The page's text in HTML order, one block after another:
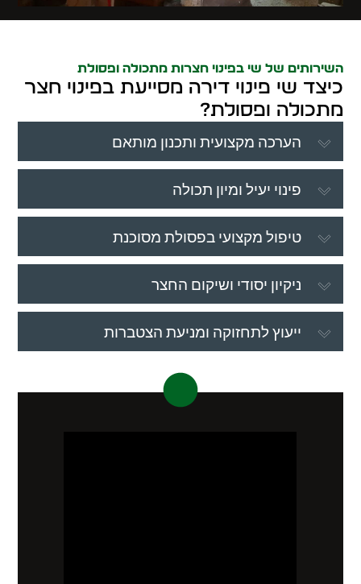
השירותים של שי בפינוי חצרות מתכולה ופסולת
כיצד שי פינוי דירה מסייעת בפינוי חצר
מתכולה ופסולת?
הערכה מקצועית ותכנון מותאם
פינוי יעיל ומיון תכולה
טיפול מקצועי בפסולת מסוכנת
ניקיון יסודי ושיקום החצר
ייעוץ לתחזוקה ומניעת הצטברות